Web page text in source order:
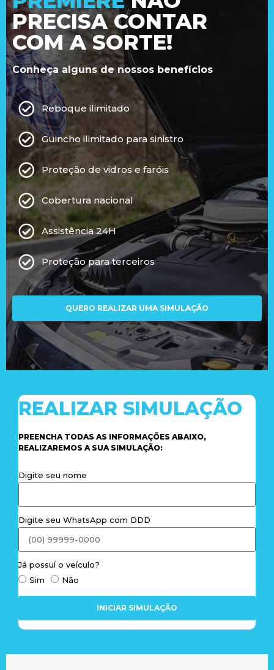
PRECISA CONTAR
COM A SORTE!
Conheça alguns de nossos benefícios
Reboque ilimitado
Guincho ilimitado para sinistro
Proteção de vidros e faróis
Cobertura nacional
Assistência 24H
Proteção para terceiros
QUERO REALIZAR UMA SIMULAÇÃO
REALIZAR SIMULAÇÃO
PREENCHA TODAS AS INFORMAÇÕES ABAIXO,
REALIZAREMOS A SUA SIMULAÇÃO:
Digite seu nome
Digite seu WhatsApp com DDD
Já possuí o veículo?
Sim
Não
INICIAR SIMULAÇÃO